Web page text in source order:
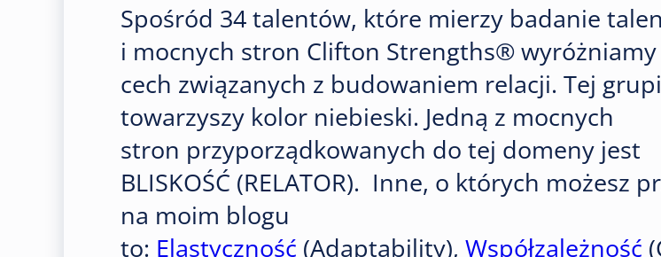
Spośród 34 talentów, które mierzy badanie
i mocnych stron Clifton Strengths® wyróżniamy
cech związanych z budowaniem relacji. Tej
towarzyszy kolor niebieski. Jedną z mocnych
stron przyporządkowanych do tej domeny jest
BLISKOŚĆ (RELATOR). Inne, o których możesz
na moim blogu
to: Elastyczność (Adaptability), Współzależność